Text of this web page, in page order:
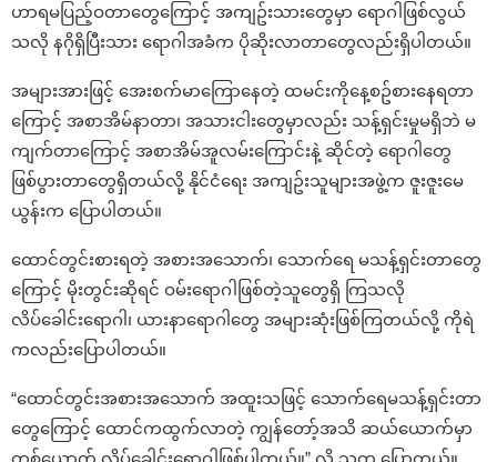
ဟာရမပြည့်ဝတာတွေကြောင့် အကျဥ်းသားတွေမှာ ရောဂါဖြစ်လွယ်
သလို နဂိုရှိပြီးသား ရောဂါအခံက ပိုဆိုးလာတာတွေလည်းရှိပါတယ်။
အများအားဖြင့် အေးစက်မာကြောနေတဲ့ ထမင်းကိုနေ့စဥ်စားနေရတာ
ကြောင့် အစာအိမ်နာတာ၊ အသားငါးတွေမှာလည်း သန့်ရှင်းမှုမရှိဘဲ မ
ကျက်တာကြောင့် အစာအိမ်အူလမ်းကြောင်းနဲ့ ဆိုင်တဲ့ ရောဂါတွေ
ဖြစ်ပွားတာတွေရှိတယ်လို့ နိုင်ငံရေး အကျဥ်းသူများအဖွဲ့က ဇူးဇူးမေ
ယွန်းက ပြောပါတယ်။
ထောင်တွင်းစားရတဲ့ အစားအသောက်၊ သောက်ရေ မသန့်ရှင်းတာတွေ
ကြောင့် မိုးတွင်းဆိုရင် ဝမ်းရောဂါဖြစ်တဲ့သူတွေရှိ ကြသလို
လိပ်ခေါင်းရောဂါ၊ ယားနာရောဂါတွေ အများဆုံးဖြစ်ကြတယ်လို့ ကိုရဲ
ကလည်းပြောပါတယ်။
“ထောင်တွင်းအစားအသောက် အထူးသဖြင့် သောက်ရေမသန့်ရှင်းတာ
တွေကြောင့် ထောင်ကထွက်လာတဲ့ ကျွန်တော့်အသိ ဆယ်ယောက်မှာ
တစ်ယောက် လိပ်ခေါင်းရောဂါဖြစ်ပါတယ်။” လို့ သူက ပြောတယ်။